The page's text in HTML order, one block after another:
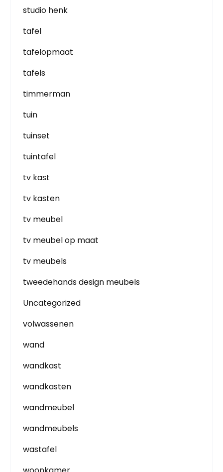
studio henk
tafel
tafelopmaat
tafels
timmerman
tuin
tuinset
tuintafel
tv kast
tv kasten
tv meubel
tv meubel op maat
tv meubels
tweedehands design meubels
Uncategorized
volwassenen
wand
wandkast
wandkasten
wandmeubel
wandmeubels
wastafel